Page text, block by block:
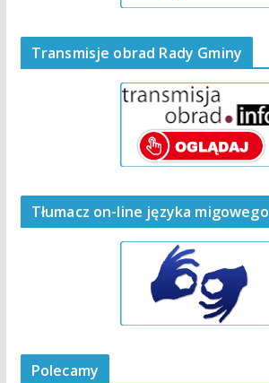
Transmisje obrad Rady Gminy
Tłumacz on-line języka migowego
Polecamy